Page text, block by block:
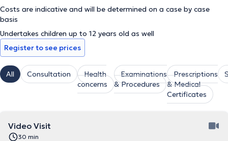
Costs are indicative and will be determined on a case by case
basis
Undertakes children up to 12 years old as well
Register to see prices
All Consultation
Health
concerns
Examinations
& Procedures
Prescriptions
& Medical
Certificates
Video Visit
30 min